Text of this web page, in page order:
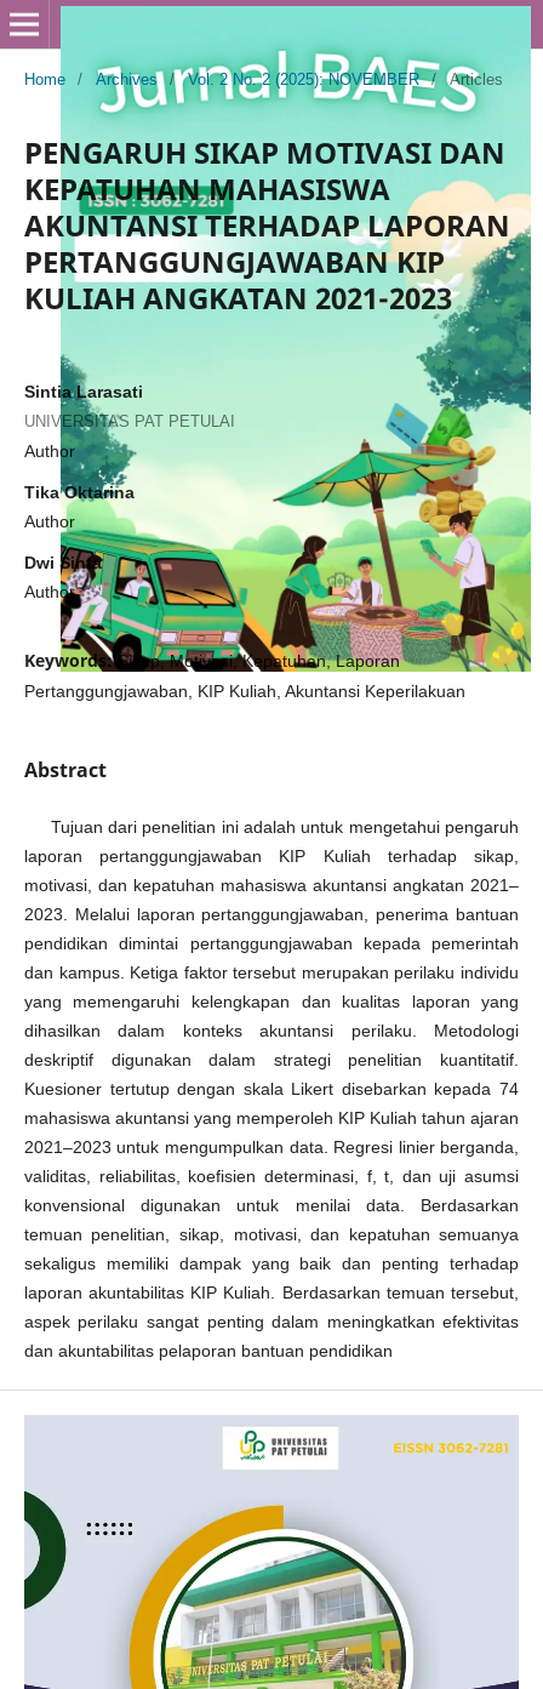
Home / Archives / Vol. 2 No. 2 (2025): NOVEMBER / Articles
PENGARUH SIKAP MOTIVASI DAN
KEPATUHAN MAHASISWA
AKUNTANSI TERHADAP LAPORAN
PERTANGGUNGJAWABAN KIP
KULIAH ANGKATAN 2021-2023
Sintia Larasati
UNIVERSITAS PAT PETULAI
Author
Tika Oktarina
Author
Dwi Sinta
Author
Keywords: Sikap, Motivasi, Kepatuhan, Laporan
Pertanggungjawaban, KIP Kuliah, Akuntansi Keperilakuan
Abstract
Tujuan dari penelitian ini adalah untuk mengetahui pengaruh
laporan pertanggungjawaban KIP Kuliah terhadap sikap,
motivasi, dan kepatuhan mahasiswa akuntansi angkatan 2021–
2023. Melalui laporan pertanggungjawaban, penerima bantuan
pendidikan dimintai pertanggungjawaban kepada pemerintah
dan kampus. Ketiga faktor tersebut merupakan perilaku individu
yang memengaruhi kelengkapan dan kualitas laporan yang
dihasilkan dalam konteks akuntansi perilaku. Metodologi
deskriptif digunakan dalam strategi penelitian kuantitatif.
Kuesioner tertutup dengan skala Likert disebarkan kepada 74
mahasiswa akuntansi yang memperoleh KIP Kuliah tahun ajaran
2021–2023 untuk mengumpulkan data. Regresi linier berganda,
validitas, reliabilitas, koefisien determinasi, f, t, dan uji asumsi
konvensional digunakan untuk menilai data. Berdasarkan
temuan penelitian, sikap, motivasi, dan kepatuhan semuanya
sekaligus memiliki dampak yang baik dan penting terhadap
laporan akuntabilitas KIP Kuliah. Berdasarkan temuan tersebut,
aspek perilaku sangat penting dalam meningkatkan efektivitas
dan akuntabilitas pelaporan bantuan pendidikan